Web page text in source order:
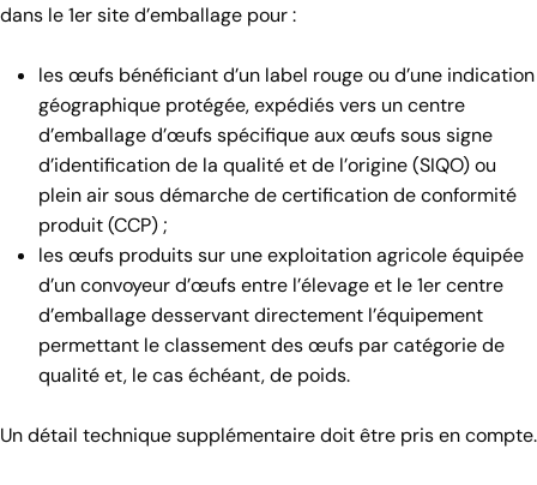
dans le 1er site d’emballage pour :
les œufs bénéficiant d’un label rouge ou d’une indication
géographique protégée, expédiés vers un centre
d’emballage d’œufs spécifique aux œufs sous signe
d’identification de la qualité et de l’origine (SIQO) ou
plein air sous démarche de certification de conformité
produit (CCP) ;
les œufs produits sur une exploitation agricole équipée
d’un convoyeur d’œufs entre l’élevage et le 1er centre
d’emballage desservant directement l’équipement
permettant le classement des œufs par catégorie de
qualité et, le cas échéant, de poids.
Un détail technique supplémentaire doit être pris en compte.